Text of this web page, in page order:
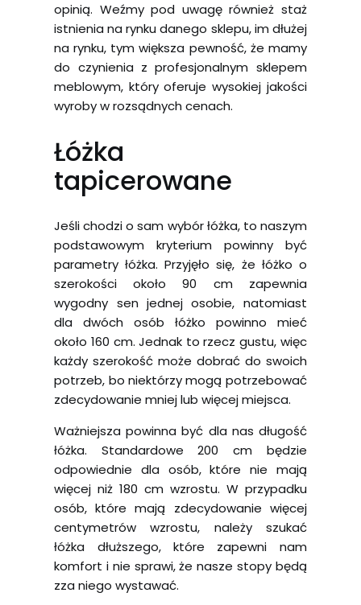
opinią. Weźmy pod uwagę również staż
istnienia na rynku danego sklepu, im dłużej
na rynku, tym większa pewność, że mamy
do czynienia z profesjonalnym sklepem
meblowym, który oferuje wysokiej jakości
wyroby w rozsądnych cenach.
Łóżka
tapicerowane
Jeśli chodzi o sam wybór łóżka, to naszym
podstawowym kryterium powinny być
parametry łóżka. Przyjęło się, że łóżko o
szerokości około 90 cm zapewnia
wygodny sen jednej osobie, natomiast
dla dwóch osób łóżko powinno mieć
około 160 cm. Jednak to rzecz gustu, więc
każdy szerokość może dobrać do swoich
potrzeb, bo niektórzy mogą potrzebować
zdecydowanie mniej lub więcej miejsca.
Ważniejsza powinna być dla nas długość
łóżka. Standardowe 200 cm będzie
odpowiednie dla osób, które nie mają
więcej niż 180 cm wzrostu. W przypadku
osób, które mają zdecydowanie więcej
centymetrów wzrostu, należy szukać
łóżka dłuższego, które zapewni nam
komfort i nie sprawi, że nasze stopy będą
zza niego wystawać.